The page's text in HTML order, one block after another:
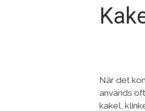
När det
används
kakel,